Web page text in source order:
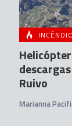
Ruivo
Marianna